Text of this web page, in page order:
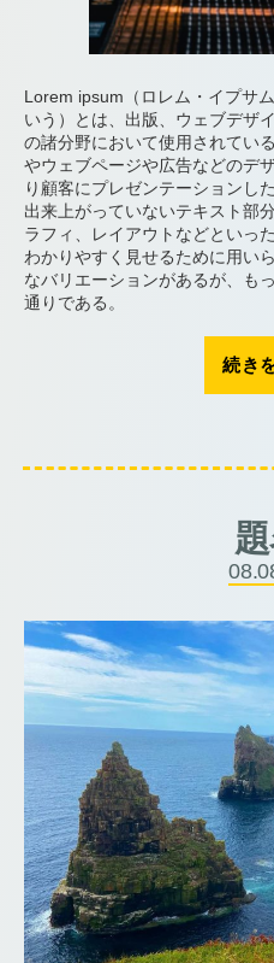
Lorem ipsum（ロレム・イプサ
いう）とは、出版、ウェブデザ
の諸分野において使用されてい
やウェブページや広告などのデ
り顧客にプレゼンテーションし
出来上がっていないテキスト部
ラフィ、レイアウトなどといっ
わかりやすく見せるために用い
なバリエーションがあるが、も
通りである。
続き